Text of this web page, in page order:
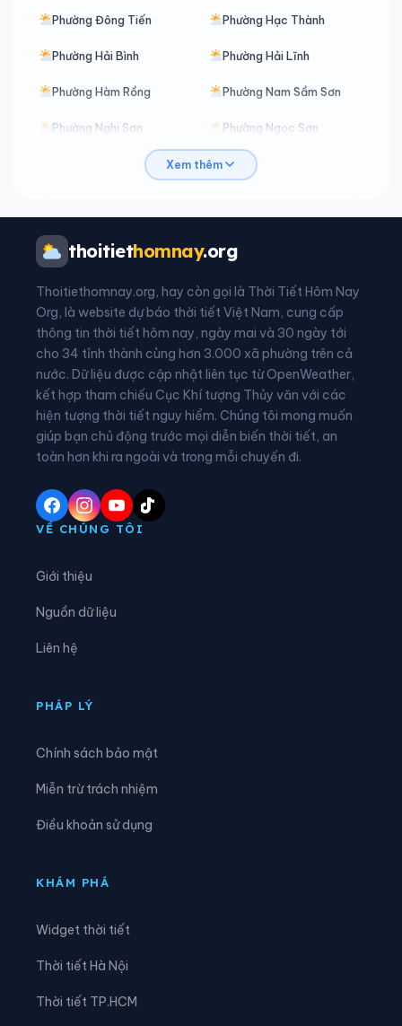
Phường Đông Tiến Phường Hạc Thành
Phường Hải Bình Phường Hải Lĩnh
Phường Hàm Rồng Phường Nam Sầm Sơn
Phường Nghi Sơn Phường Ngọc Sơn
Phường Nguyệt Viên Phường Quảng Phú
Phường Tân Dân
Phường Trúc Lâm
Xã Ba Đình Xã Bá Thước
Xã Bát Mọt Xã Biện Thượng
Xã Các Sơn Xã Cẩm Tân
Xã Cẩm Thạch Xã Cẩm Thủy
Xã Cẩm Tú Xã Cẩm Vân
Xã Cổ Lũng
Xã Điền Lư
Xã Hậu Lộc
Xã Hoằng Sơn
Xem thêm
thoitiethomnay.org
Thoitiethomnay.org, hay còn gọi là Thời Tiết Hôm Nay
Org, là website dự báo thời tiết Việt Nam, cung cấp
thông tin thời tiết hôm nay, ngày mai và 30 ngày tới
cho 34 tỉnh thành cùng hơn 3.000 xã phường trên cả
nước. Dữ liệu được cập nhật liên tục từ OpenWeather,
kết hợp tham chiếu Cục Khí tượng Thủy văn với các
hiện tượng thời tiết nguy hiểm. Chúng tôi mong muốn
giúp bạn chủ động trước mọi diễn biến thời tiết, an
toàn hơn khi ra ngoài và trong mỗi chuyến đi.
VỀ CHÚNG TÔI
Giới thiệu
Nguồn dữ liệu
Liên hệ
PHÁP LÝ
Chính sách bảo mật
Miễn trừ trách nhiệm
Điều khoản sử dụng
KHÁM PHÁ
Widget thời tiết
Thời tiết Hà Nội
Thời tiết TP.HCM